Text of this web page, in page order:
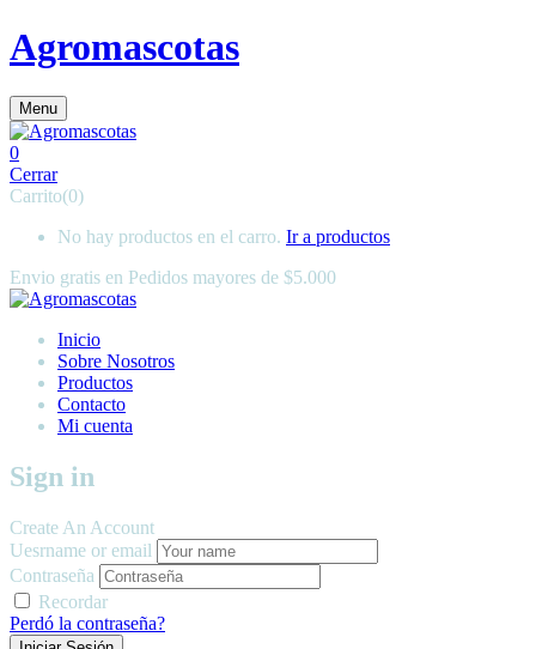
Agromascotas
Menu
0
Cerrar
Carrito(0)
No hay productos en el carro. Ir a productos
Envio gratis en Pedidos mayores de $5.000
Inicio
Sobre Nosotros
Productos
Contacto
Mi cuenta
Sign in
Create An Account
Uesrname or email
Contraseña
Recordar
Perdó la contraseña?